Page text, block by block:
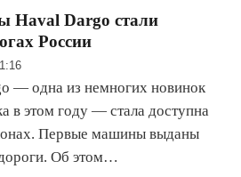
Haval Dargo стали
России
— одна из немногих новинок
в этом году — стала доступна
Первые машины выданы
Об этом…